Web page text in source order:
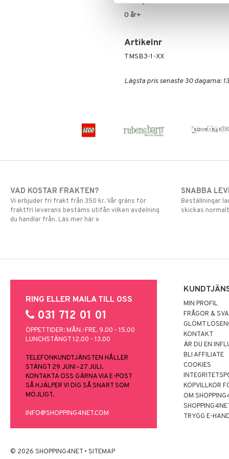
0 år+
Artikelnr
TMSB3-1-XX
Lägsta pris senaste 30 dagarna:
VAD KOSTAR FRAKTEN?
Vi erbjuder fri frakt från 350 kr. Vår gräns för
fraktfri leverans bestäms utifån vilken avdelning
du handlar från. Läs mer här »
SNABBA
Beställningar
skickas
RING ELLER MAILA TILL OSS
031 712 01 01
ÖPPETTIDER: MÅN.-FRE. 9.00 - 15.00
LUNCHSTÄNGT 12.00 - 13.00
TELEFONKUNDTJÄNSTEN HÅLLER
STÄNGT 29 JUNI–27 JULI.
KONTAKTA OSS GÄRNA VIA E-POST
SÅ HJÄLPER VI DIG SÅ SNART SOM
MÖJLIGT.
INFO@SHOPPING4NET.COM
MIN PROFIL
FRÅGOR &
GLÖMT
KONTAKT
ÄR DU EN
BLI AFFILIATE
COOKIES
KÖPVILLKOR
OM
TRYGG E-
© 2026 SHOPPING4NET • SITEMAP